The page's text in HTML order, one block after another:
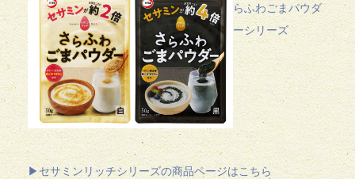
らふわごまパウダ
ーシリーズ
▶セサミンリッチシリーズの商品ページはこちら